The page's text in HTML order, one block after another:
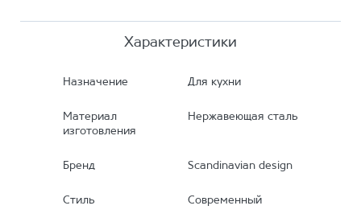
Характеристики
Назначение Для кухни
Материал
изготовления
Нержавеющая сталь
Бренд Scandinavian design
Стиль Современный